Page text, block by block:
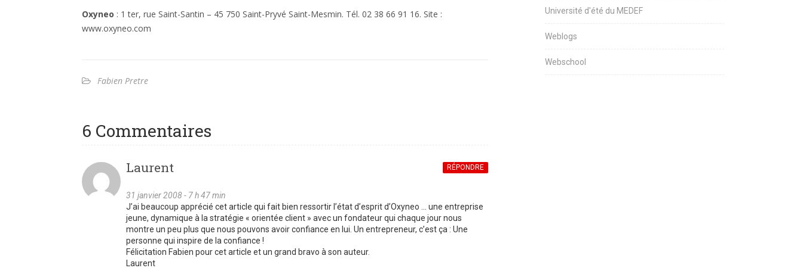
Oxyneo : 1 ter, rue Saint-Santin – 45 750 Saint-Pryvé Saint-Mesmin. Tél. 02 38 66 91 16. Site :
www.oxyneo.com
Fabien Pretre
6 Commentaires
Laurent
31 janvier 2008 - 7 h 47 min
RÉPONDRE
J’ai beaucoup apprécié cet article qui fait bien ressortir l’état d’esprit d’Oxyneo … une entreprise
jeune, dynamique à la stratégie « orientée client » avec un fondateur qui chaque jour nous
montre un peu plus que nous pouvons avoir confiance en lui. Un entrepreneur, c’est ça : Une
personne qui inspire de la confiance !
Félicitation Fabien pour cet article et un grand bravo à son auteur.
Laurent
Université d'été du MEDEF
Weblogs
Webschool